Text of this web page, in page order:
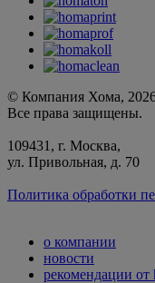
© Компания Хома,
Все права защищены.
109431, г. Москва,
ул. Привольная, д. 70
Политика обработки
о компании
новости
рекомендации от